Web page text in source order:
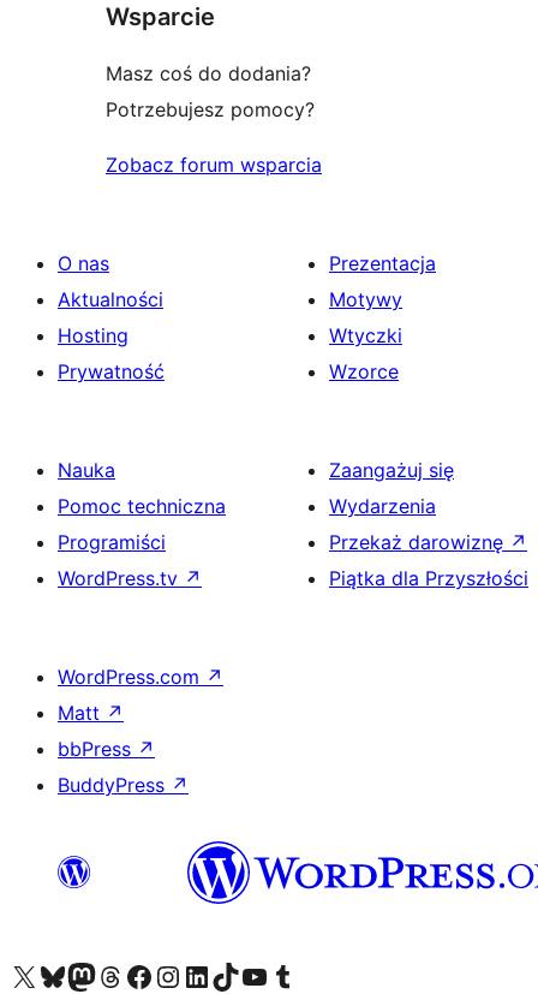
Wsparcie
Masz coś do dodania?
Potrzebujesz pomocy?
Zobacz forum wsparcia
O nas
Aktualności
Hosting
Prywatność
Prezentacja
Motywy
Wtyczki
Wzorce
Nauka
Pomoc techniczna
Programiści
WordPress.tv ↗
Zaangażuj się
Wydarzenia
Przekaż darowiznę ↗
Piątka dla Przyszłości
WordPress.com ↗
Matt ↗
bbPress ↗
BuddyPress ↗
Odwiedź nasze konto X (dawniej Twitter)
Odwiedź nasze konto Bluesky
Odwiedź nasze konto na Mastodoncie
Odwiedź naszego Threadsa
Odwiedź naszego Facebooka
Odwiedź nasze konto na Instagramie
Odwiedź nasze konto na LinkedIn
Odwiedź naszego TikToka
Odwiedź nasz kanał YouTube
Odwiedź naszego Tumblra